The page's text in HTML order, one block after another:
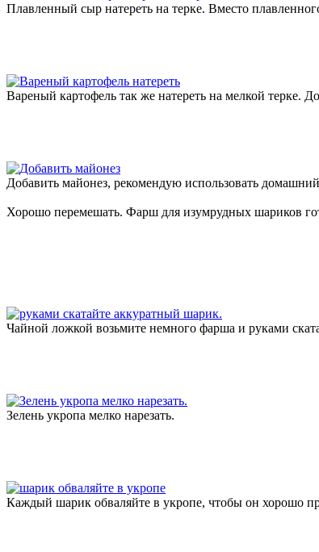
Плавленный сыр натереть на терке. Вместо
Вареный картофель так же натереть на мелкой терке.
Добавить майонез, рекомендую использовать
Хорошо перемешать. Фарш для изумрудных шариков
Чайной ложкой возьмите немного фарша и руками
Зелень укропа мелко нарезать.
Каждый шарик обваляйте в укропе, чтобы он хорошо